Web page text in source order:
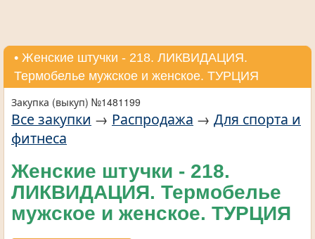
• Женские штучки - 218. ЛИКВИДАЦИЯ.
Термобелье мужское и женское. ТУРЦИЯ
Закупка (выкуп) №1481199
Все закупки → Распродажа → Для спорта и
фитнеса
Женские штучки - 218.
ЛИКВИДАЦИЯ. Термобелье
мужское и женское. ТУРЦИЯ